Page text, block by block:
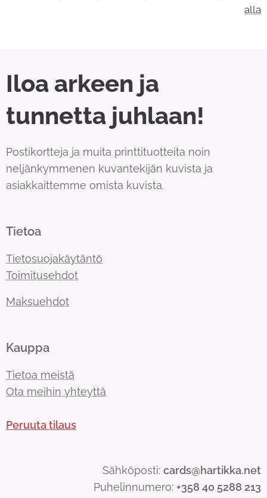
alla
Iloa arkeen ja
tunnetta juhlaan!
Postikortteja ja muita printtituotteita noin
neljänkymmenen kuvantekijän kuvista ja
asiakkaittemme omista kuvista.
Tietoa
Tietosuojakäytäntö
Toimitusehdot
Maksuehdot
Kauppa
Tietoa meistä
Ota meihin yhteyttä
Peruuta tilaus
Sähköposti: cards@hartikka.net
Puhelinnumero: +358 40 5288 213